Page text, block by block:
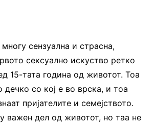
сензуална и страсна,
сексуално искуство ретко
15-тата година од животот. Тоа
дечко со кој е во врска, и тоа
пријателите и семејството.
важен дел од животот, но таа не